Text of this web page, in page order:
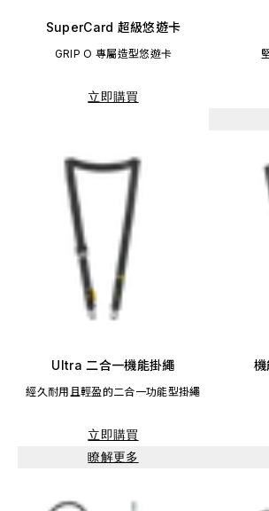
SuperCard 超級悠遊卡
GRIP O 專屬造型悠遊卡
立即購買
Ultra 二合一機能掛繩
經久耐用且輕盈的二合一功能型掛繩
立即購買
瞭解更多